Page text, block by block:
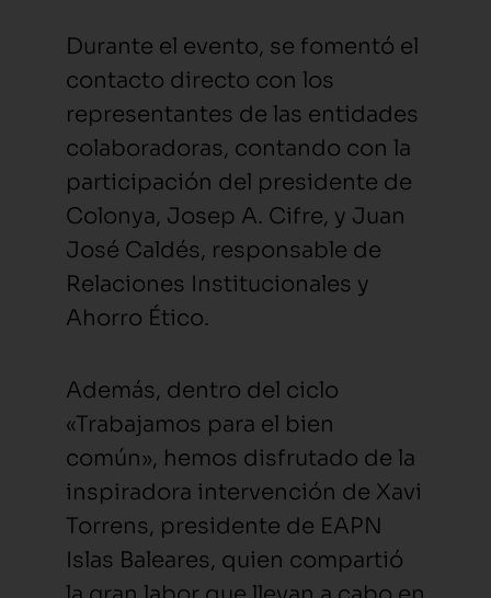
Durante el evento, se fomentó el
contacto directo con los
representantes de las entidades
colaboradoras, contando con la
participación del presidente de
Colonya, Josep A. Cifre, y Juan
José Caldés, responsable de
Relaciones Institucionales y
Ahorro Ético.
Además, dentro del ciclo
«Trabajamos para el bien
común», hemos disfrutado de la
inspiradora intervención de Xavi
Torrens, presidente de EAPN
Islas Baleares, quien compartió